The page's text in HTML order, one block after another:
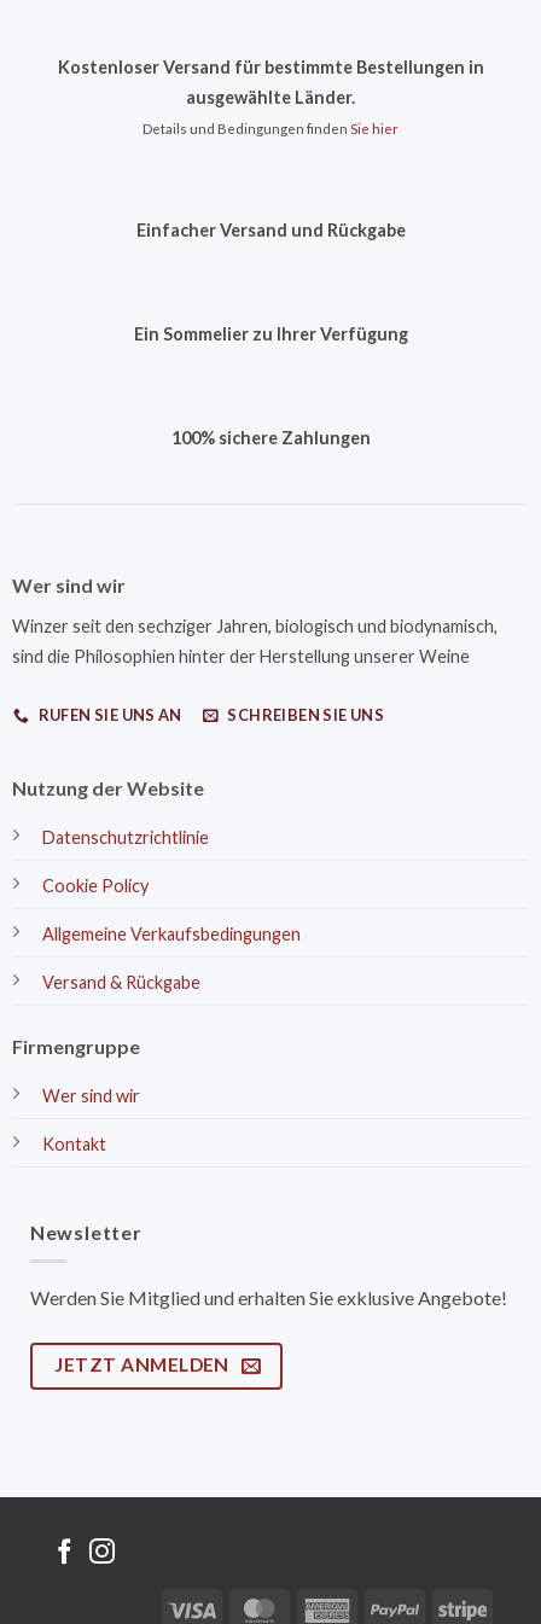
Kostenloser Versand für bestimmte Bestellungen in
ausgewählte Länder.
Details und Bedingungen finden Sie hier
Einfacher Versand und Rückgabe
Ein Sommelier zu Ihrer Verfügung
100% sichere Zahlungen
Wer sind wir
Winzer seit den sechziger Jahren, biologisch und biodynamisch,
sind die Philosophien hinter der Herstellung unserer Weine
RUFEN SIE UNS AN SCHREIBEN SIE UNS
Nutzung der Website
Datenschutzrichtlinie
Cookie Policy
Allgemeine Verkaufsbedingungen
Versand & Rückgabe
Firmengruppe
Wer sind wir
Kontakt
Newsletter
Werden Sie Mitglied und erhalten Sie exklusive Angebote!
JETZT ANMELDEN
Visa MasterCardAmericanPayPal Stripe